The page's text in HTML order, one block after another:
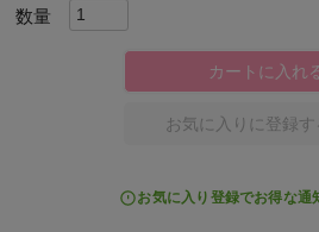
カートに入れ
お気に入りに登録す
お気に入り登録でお得な通